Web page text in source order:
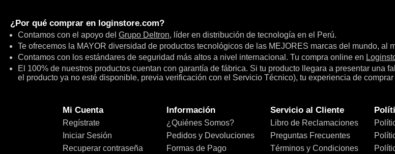
¿Por qué comprar en loginstore.com?
Contamos con el apoyo del Grupo Deltron, líder en distribución de tecnología en el Perú.
Te ofrecemos la MAYOR diversidad de productos tecnológicos de las MEJORES marcas del mundo, al
Contamos con los estándares de seguridad más altos a nivel internacional. Tu compra online en
El 100% de nuestros productos cuentan con garantía de fábrica. Si tu producto llegara a presentar una
el producto ya no esté disponible, previa verificación con el Servicio Técnico), tu experiencia de
Mi Cuenta
Regístrate
Iniciar Sesión
Recuperar contraseña
Información
¿Quiénes Somos?
Pedidos y Devoluciones
Formas de Pago
Servicio al Cliente
Libro de Reclamaciones
Preguntas Frecuentes
Términos y Condiciones